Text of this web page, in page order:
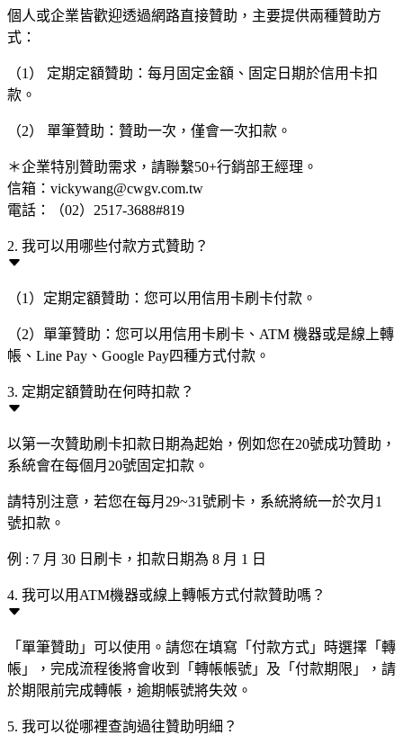
個人或企業皆歡迎透過網路直接贊助，主要提供兩種贊助方
式：
（1） 定期定額贊助：每月固定金額、固定日期於信用卡扣
款。
（2） 單筆贊助：贊助一次，僅會一次扣款。
＊企業特別贊助需求，請聯繫50+行銷部王經理。
信箱：vickywang@cwgv.com.tw
電話：（02）2517-3688#819
2. 我可以用哪些付款方式贊助？
（1）定期定額贊助：您可以用信用卡刷卡付款。
（2）單筆贊助：您可以用信用卡刷卡、ATM 機器或是線上轉
帳、Line Pay、Google Pay四種方式付款。
3. 定期定額贊助在何時扣款？
以第一次贊助刷卡扣款日期為起始，例如您在20號成功贊助，
系統會在每個月20號固定扣款。
請特別注意，若您在每月29~31號刷卡，系統將統一於次月1
號扣款。
例 : 7 月 30 日刷卡，扣款日期為 8 月 1 日
4. 我可以用ATM機器或線上轉帳方式付款贊助嗎？
「單筆贊助」可以使用。請您在填寫「付款方式」時選擇「轉
帳」，完成流程後將會收到「轉帳帳號」及「付款期限」，請
於期限前完成轉帳，逾期帳號將失效。
5. 我可以從哪裡查詢過往贊助明細？